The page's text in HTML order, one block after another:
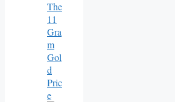
The
11
Gra
M
Gol
D
Pric
E